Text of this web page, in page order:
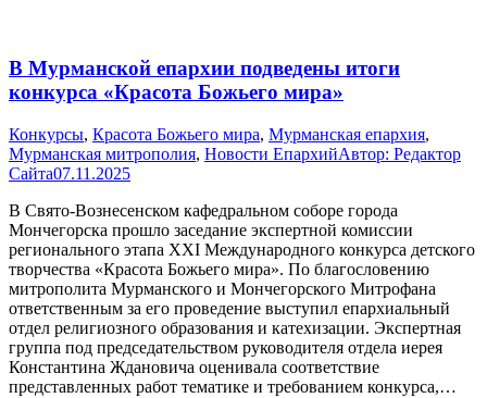
В Мурманской епархии подведены итоги
конкурса «Красота Божьего мира»
Конкурсы, Красота Божьего мира, Мурманская епархия,
Мурманская митрополия, Новости ЕпархийАвтор: Редактор
Сайта07.11.2025
В Свято-Вознесенском кафедральном соборе города
Мончегорска прошло заседание экспертной комиссии
регионального этапа XXI Международного конкурса детского
творчества «Красота Божьего мира». По благословению
митрополита Мурманского и Мончегорского Митрофана
ответственным за его проведение выступил епархиальный
отдел религиозного образования и катехизации. Экспертная
группа под председательством руководителя отдела иерея
Константина Ждановича оценивала соответствие
представленных работ тематике и требованием конкурса,…